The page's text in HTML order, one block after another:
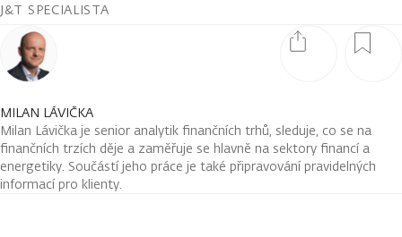
J&T SPECIALISTA
MILAN LÁVIČKA
Milan Lávička je senior analytik finančních trhů, sleduje, co se na
finančních trzích děje a zaměřuje se hlavně na sektory financí a
energetiky. Součástí jeho práce je také připravování pravidelných
informací pro klienty.